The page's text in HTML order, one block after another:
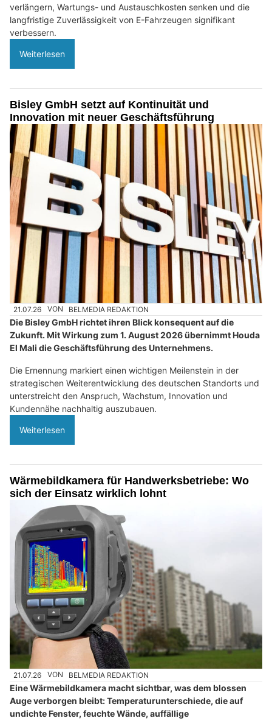
verlängern, Wartungs- und Austauschkosten senken und die
langfristige Zuverlässigkeit von E-Fahrzeugen signifikant
verbessern.
Weiterlesen
Bisley GmbH setzt auf Kontinuität und
Innovation mit neuer Geschäftsführung
21.07.26 VON BELMEDIA REDAKTION
Die Bisley GmbH richtet ihren Blick konsequent auf die
Zukunft. Mit Wirkung zum 1. August 2026 übernimmt Houda
El Mali die Geschäftsführung des Unternehmens.
Die Ernennung markiert einen wichtigen Meilenstein in der
strategischen Weiterentwicklung des deutschen Standorts und
unterstreicht den Anspruch, Wachstum, Innovation und
Kundennähe nachhaltig auszubauen.
Weiterlesen
Wärmebildkamera für Handwerksbetriebe: Wo
sich der Einsatz wirklich lohnt
21.07.26 VON BELMEDIA REDAKTION
Eine Wärmebildkamera macht sichtbar, was dem blossen
Auge verborgen bleibt: Temperaturunterschiede, die auf
undichte Fenster, feuchte Wände, auffällige